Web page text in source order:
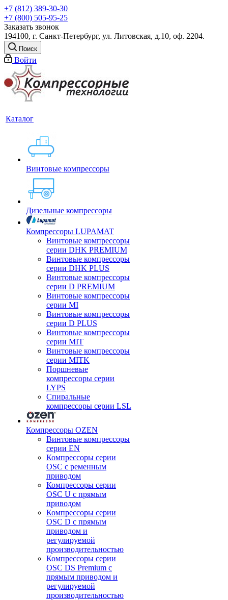
+7 (812) 389-30-30
+7 (800) 505-95-25
Заказать звонок
194100, г. Санкт-Петербург, ул. Литовская, д.10, оф. 2204.
Поиск
Войти
Каталог
Винтовые компрессоры
Дизельные компрессоры
Компрессоры LUPAMAT
Винтовые компрессоры
серии DHK PREMIUM
Винтовые компрессоры
серии DHK PLUS
Винтовые компрессоры
серии D PREMIUM
Винтовые компрессоры
серии MI
Винтовые компрессоры
серии D PLUS
Винтовые компрессоры
серии MIT
Винтовые компрессоры
серии MITK
Поршневые
компрессоры серии
LYPS
Спиральные
компрессоры серии LSL
Компрессоры OZEN
Винтовые компрессоры
серии EN
Компрессоры серии
OSC с ременным
приводом
Компрессоры серии
OSC U с прямым
приводом
Компрессоры серии
OSC D с прямым
приводом и
регулируемой
производительностью
Компрессоры серии
OSC DS Premium с
прямым приводом и
регулируемой
производительностью